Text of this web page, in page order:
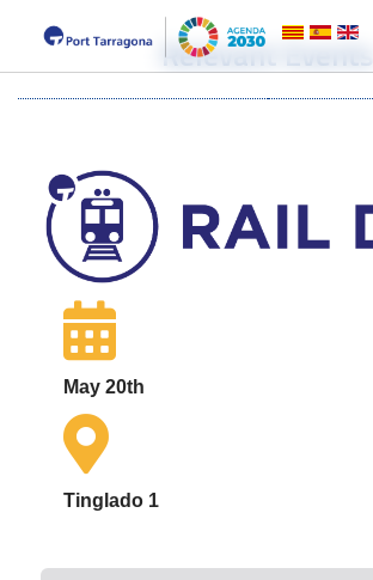
Relevant Events
May 20th
Tinglado 1